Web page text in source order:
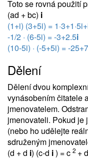
Toto se rovná použití
(ad + bc) i
(1+i) (3+5i) =
-1/2 · (6-5i) = -3+2.5i
(10-5i) · (-5+5i) = -
Dělení
Dělení dvou
vynásobením čitatele
jmenovatelem.
jmenovateli. Pokud je
(nebo ho udělejte
sdruženým
(d + d i) (c-d i) = c 2 + d